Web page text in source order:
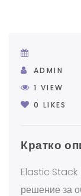
ADMIN
1 VIEW
0 LIKES
Кратко
Elastic Stack
решение за